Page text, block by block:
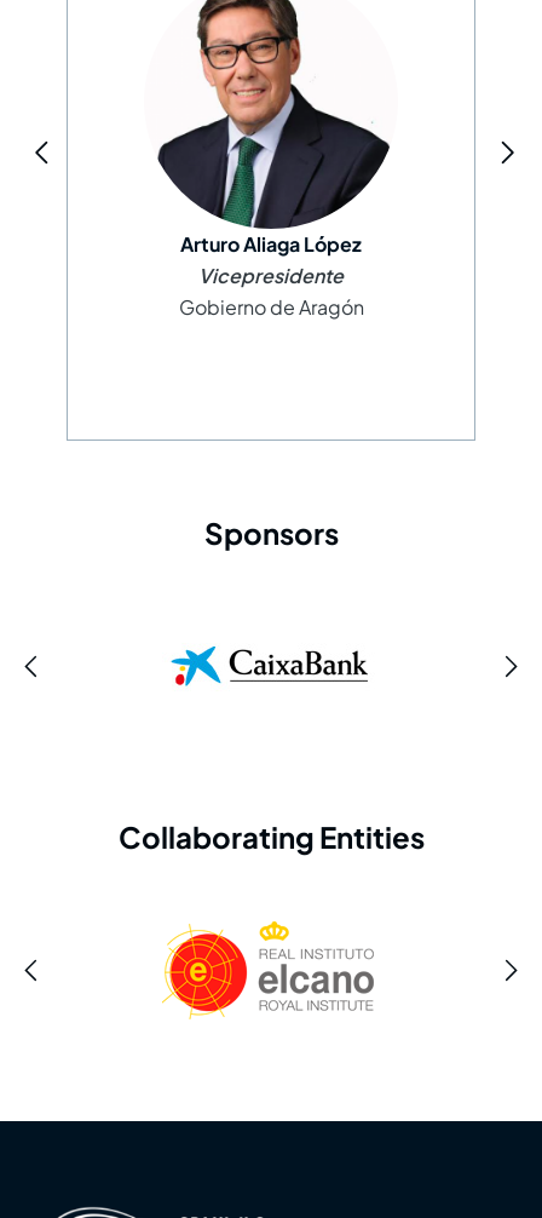
Arturo Aliaga López
Vicepresidente
Gobierno de Aragón
Sponsors
Collaborating Entities